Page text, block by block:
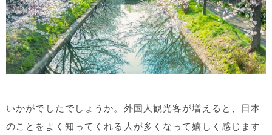
いかがでしたでしょうか。外国人観光客が増えると、日本
のことをよく知ってくれる人が多くなって嬉しく感じます